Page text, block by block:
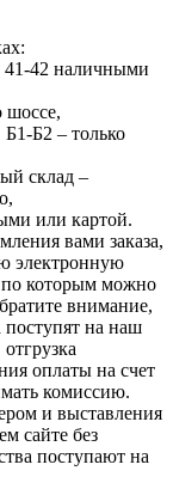
41-42 наличными
шоссе,
Б2 – только
склад –
или картой.
вами заказа,
электронную
по которым можно
внимание,
поступят на наш
оплаты на счет
комиссию.
и выставления
сайте без
поступают на